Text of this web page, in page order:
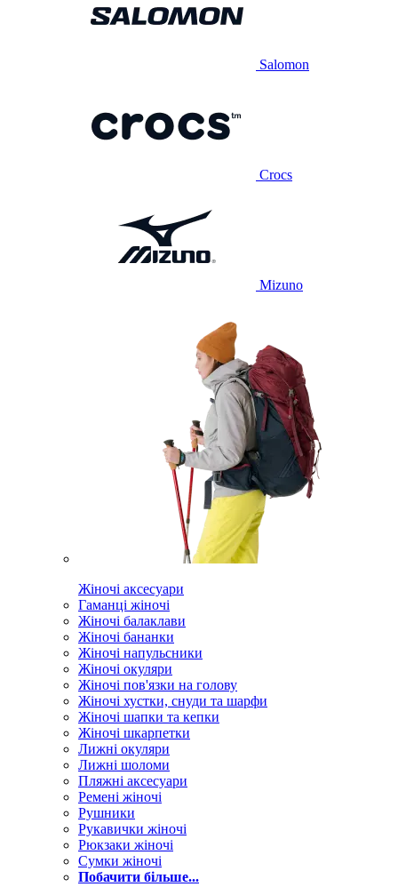
Salomon
Crocs
Mizuno
Жіночі аксесуари
Гаманці жіночі
Жіночі балаклави
Жіночі бананки
Жіночі напульсники
Жіночі окуляри
Жіночі пов'язки на голову
Жіночі хустки, снуди та шарфи
Жіночі шапки та кепки
Жіночі шкарпетки
Лижні окуляри
Лижні шоломи
Пляжні аксесуари
Ремені жіночі
Рушники
Рукавички жіночі
Рюкзаки жіночі
Сумки жіночі
Побачити більше...